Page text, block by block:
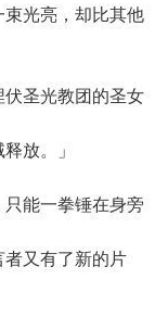
光亮，却比其他
圣光教团的圣女
放。」
能一拳锤在身旁
又有了新的片